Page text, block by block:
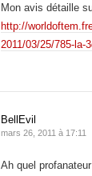
Mon avis détaille
http://
2011/03/25/785-la-
BellEvil
mars 26, 2011 à 17:11
Ah quel